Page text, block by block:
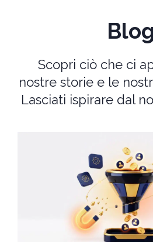
Blog
Scopri ciò che ci
nostre storie e le
Lasciati ispirare dal